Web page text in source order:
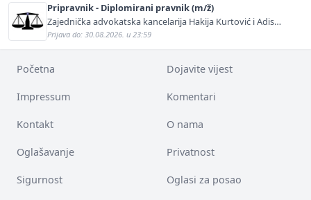
Pripravnik - Diplomirani pravnik (m/ž)
Zajednička advokatska kancelarija Hakija Kurtović i Adis
Kurtović
Prijava do: 30.08.2026. u 23:59
Početna Dojavite vijest
Impressum Komentari
Kontakt O nama
Oglašavanje Privatnost
Sigurnost Oglasi za posao